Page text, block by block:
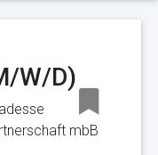
W/D)
adesse
mbB